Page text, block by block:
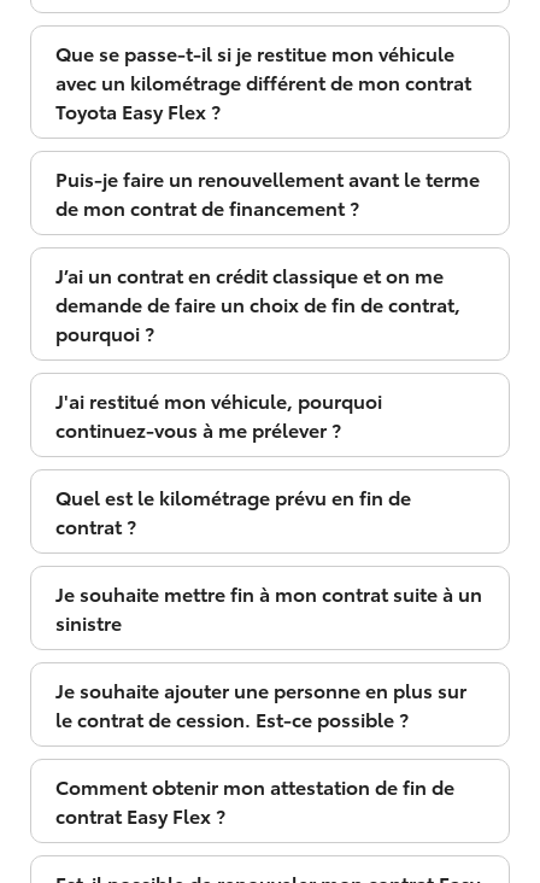
Que se passe-t-il si je restitue mon véhicule
avec un kilométrage différent de mon contrat
Toyota Easy Flex ?
Puis-je faire un renouvellement avant le terme
de mon contrat de financement ?
J’ai un contrat en crédit classique et on me
demande de faire un choix de fin de contrat,
pourquoi ?
J'ai restitué mon véhicule, pourquoi
continuez-vous à me prélever ?
Quel est le kilométrage prévu en fin de
contrat ?
Je souhaite mettre fin à mon contrat suite à un
sinistre
Je souhaite ajouter une personne en plus sur
le contrat de cession. Est-ce possible ?
Comment obtenir mon attestation de fin de
contrat Easy Flex ?